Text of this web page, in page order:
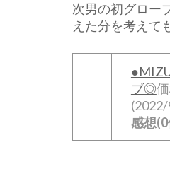
次男の初グロー
えた分を考えて
ブ◎
感想